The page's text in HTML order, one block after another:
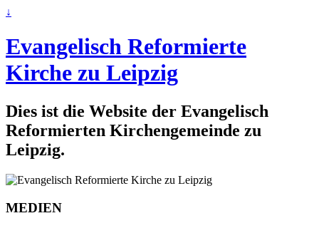
↓
Evangelisch Reformierte
Kirche zu Leipzig
Dies ist die Website der Evangelisch
Reformierten Kirchengemeinde zu
Leipzig.
MEDIEN